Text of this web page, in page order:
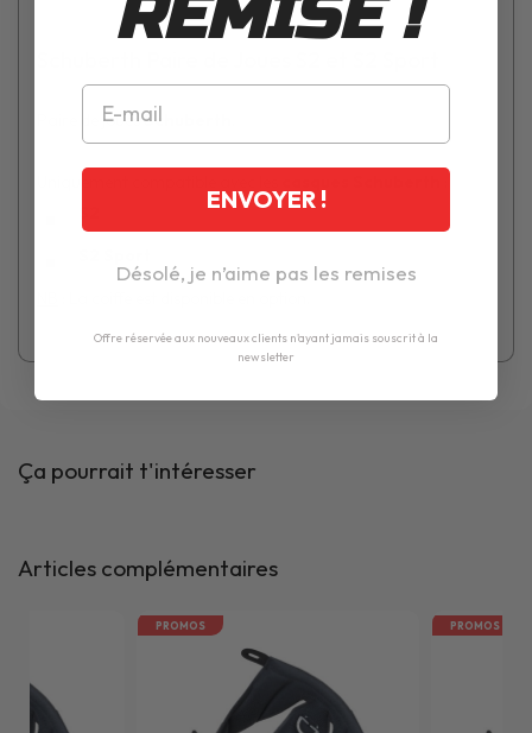
Paire de jouesSchuberth
Ça pourrait t'intéresser
Articles complémentaires
PROMOS PROMOS
REMISE !
ENVOYER !
Désolé, je n’aime pas les remises
Offre réservée aux nouveaux clients n'ayant jamais souscrit à la
newsletter